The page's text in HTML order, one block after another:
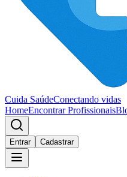
Cuida SaúdeConectando vidas
HomeEncontrar Profissionais
Entrar Cadastrar